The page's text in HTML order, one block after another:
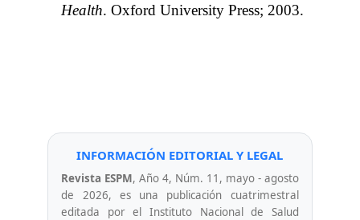
Health. Oxford University Press; 2003.
INFORMACIÓN EDITORIAL Y LEGAL
Revista ESPM, Año 4, Núm. 11, mayo - agosto
de 2026, es una publicación cuatrimestral
editada por el Instituto Nacional de Salud